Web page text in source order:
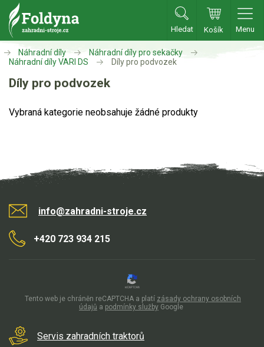
Hledat Košík Menu
Zahradní traktory
Zahradní traktory
Aku traktory
Sekačky
Akumulátorové sekačky
Robotické sekačky
Křovinořezy a vyžínače
Benzínové křovinořezy a vyžínače
Náhradní díly
Náhradní díly pro sekačky
Náhradní díly VARI DS
Díly pro podvozek
Díly pro podvozek
Vybraná kategorie neobsahuje žádné produkty
info@zahradni-stroje.cz
+420 723 934 215
Servis zahradních traktorů
Tento web je chráněn reCAPTCHA a platí zásady ochrany osobních
údajů a podmínky služby Google